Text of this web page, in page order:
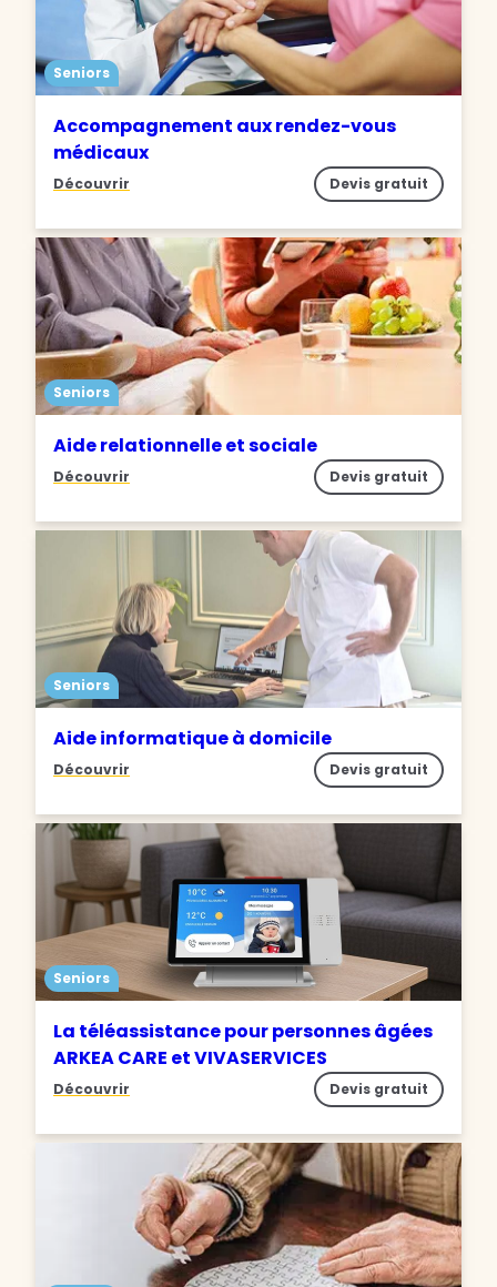
Seniors
Accompagnement aux rendez-vous
médicaux
Découvrir Devis gratuit
Seniors
Aide relationnelle et sociale
Découvrir Devis gratuit
Seniors
Aide informatique à domicile
Découvrir Devis gratuit
Seniors
La téléassistance pour personnes âgées
ARKEA CARE et VIVASERVICES
Découvrir Devis gratuit